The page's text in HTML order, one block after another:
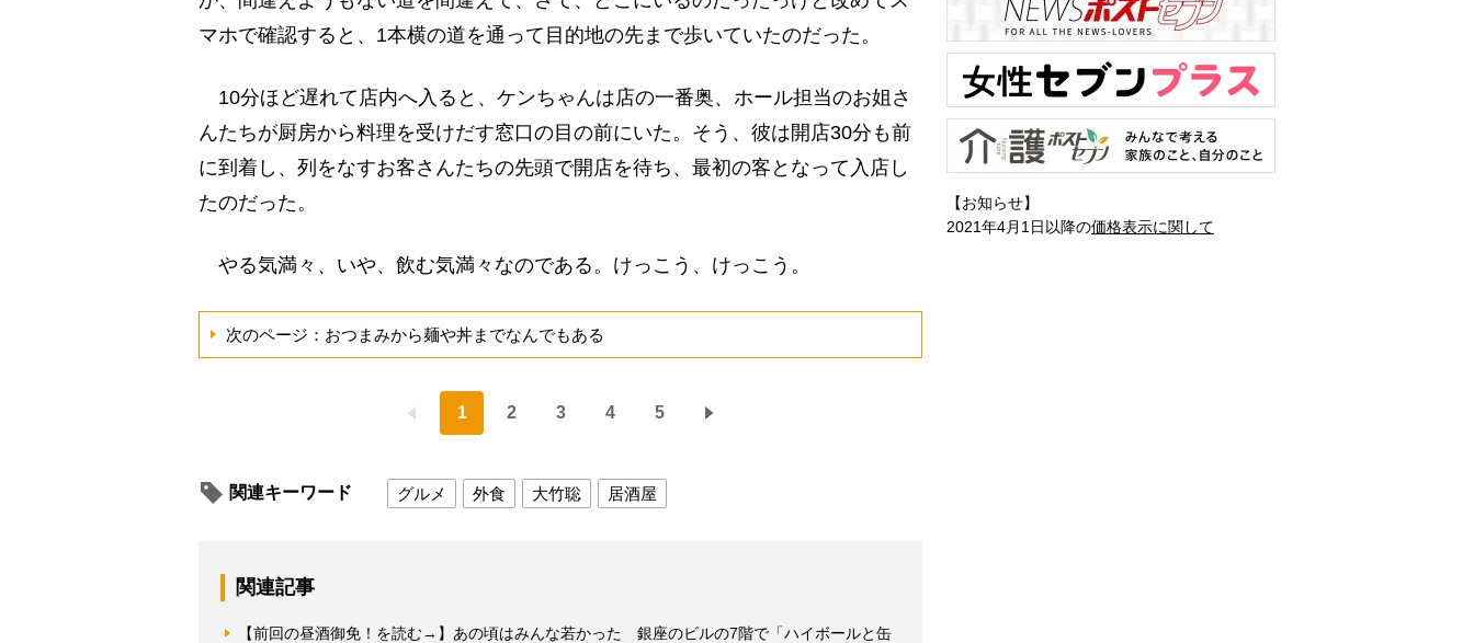
マホで確認すると、1本横の道を通って目的地の先まで歩いていたのだった。
10分ほど遅れて店内へ入ると、ケンちゃんは店の一番奥、ホール担当のお姐さ
んたちが厨房から料理を受けだす窓口の目の前にいた。そう、彼は開店30分も前
に到着し、列をなすお客さんたちの先頭で開店を待ち、最初の客となって入店し
たのだった。
やる気満々、いや、飲む気満々なのである。けっこう、けっこう。
次のページ：おつまみから麺や丼までなんでもある
1 2 3 4 5
関連キーワード グルメ 外食 大竹聡 居酒屋
関連記事
【前回の昼酒御免！を読む→】あの頃はみんな若かった 銀座のビルの7階で「ハイボールと缶
【お知らせ】
2021年4月1日以降の価格表示に関して